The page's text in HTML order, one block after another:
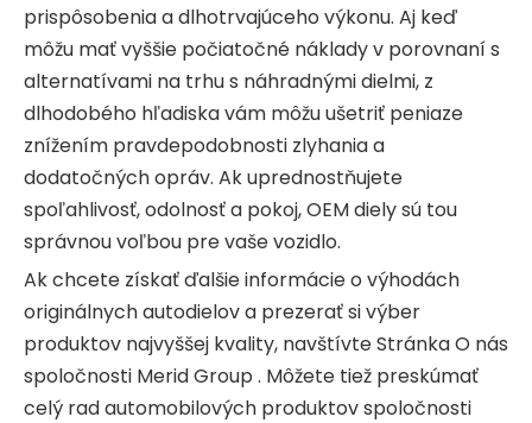
prispôsobenia a dlhotrvajúceho výkonu. Aj keď
môžu mať vyššie počiatočné náklady v porovnaní s
alternatívami na trhu s náhradnými dielmi, z
dlhodobého hľadiska vám môžu ušetriť peniaze
znížením pravdepodobnosti zlyhania a
dodatočných opráv. Ak uprednostňujete
spoľahlivosť, odolnosť a pokoj, OEM diely sú tou
správnou voľbou pre vaše vozidlo.
Ak chcete získať ďalšie informácie o výhodách
originálnych autodielov a prezerať si výber
produktov najvyššej kvality, navštívteStránka O nás
spoločnosti Merid Group . Môžete tiež preskúmať
celý rad automobilových produktov spoločnosti